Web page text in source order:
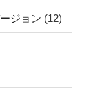
ジョン (12)